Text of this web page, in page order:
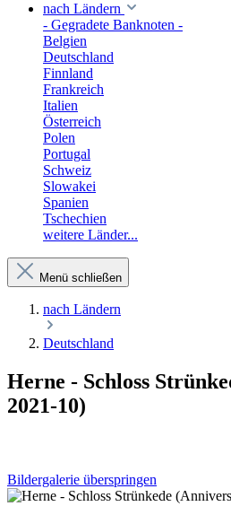
nach Ländern
- Gegradete Banknoten -
Belgien
Deutschland
Finnland
Frankreich
Italien
Österreich
Polen
Portugal
Schweiz
Slowakei
Spanien
Tschechien
weitere Länder...
Menü schließen
nach Ländern
Deutschland
Herne - Schloss
2021-10)
Bildergalerie überspringen